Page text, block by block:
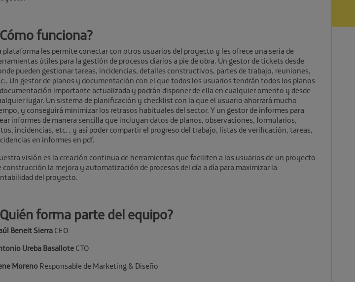
funciona?
plataforma les permite conectar con otros usuarios del proyecto y les ofrece una seria de
útiles para la gestión de procesos diarios a pie de obra. Un gestor de tickets desde
pueden gestionar tareas, incidencias, detalles constructivos, partes de trabajo, reuniones,
Un gestor de planos y documentación con el que todos los usuarios tendrán todos los planos
importante actualizada y podrán disponer de ella en cualquier omento y desde
lugar. Un sistema de planificación y checklist con la que el usuario ahorrará mucho
y conseguirá minimizar los retrasos habituales del sector. Y un gestor de informes para
informes de manera sencilla que incluyan datos de planos, observaciones, formularios,
incidencias, etc. , y así poder compartir el progreso del trabajo, listas de verificación, tareas,
en informes en pdf.
visión es la creación continua de herramientas que faciliten a los usuarios de un proyecto
construcción la mejora y automatización de procesos del día a día para maximizar la
del proyecto.
forma parte del equipo?
Beneit SierraCEO
Ureba Basallote CTO
Moreno Responsable de Marketing & Diseño